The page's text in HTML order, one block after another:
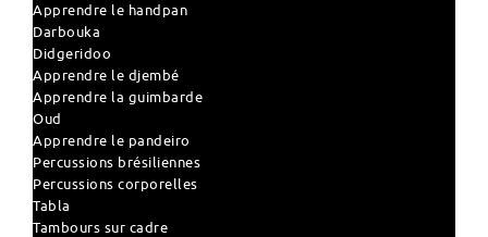
Apprendre le handpan
Darbouka
Didgeridoo
Apprendre le djembé
Apprendre la guimbarde
Oud
Apprendre le pandeiro
Percussions brésiliennes
Percussions corporelles
Tabla
Tambours sur cadre